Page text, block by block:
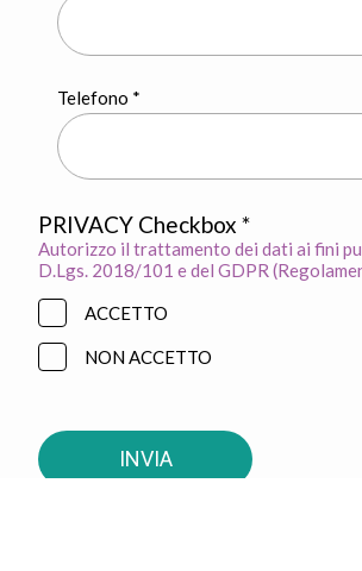
Telefono *
PRIVACY Checkbox *
Autorizzo il trattamento dei dati ai fini
D.Lgs. 2018/101 e del GDPR
ACCETTO
NON ACCETTO
INVIA